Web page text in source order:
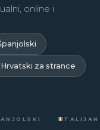
online i
Hrvatski za strance